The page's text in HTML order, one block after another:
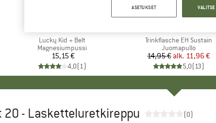
Tuote
Lucky Kid + Belt
Tuoteryhmä
Magnesiumpussi
Hinta
15,15 €
4,0(1)
Tuote
Trinkflasche EH Sustain
Tuoteryhmä
Juomapullo
Hinta
14,95 € Alennettu
alk. 11,96 €
5,0(13)
20 - Lasketteluretkireppu (0)
ASETUKSET